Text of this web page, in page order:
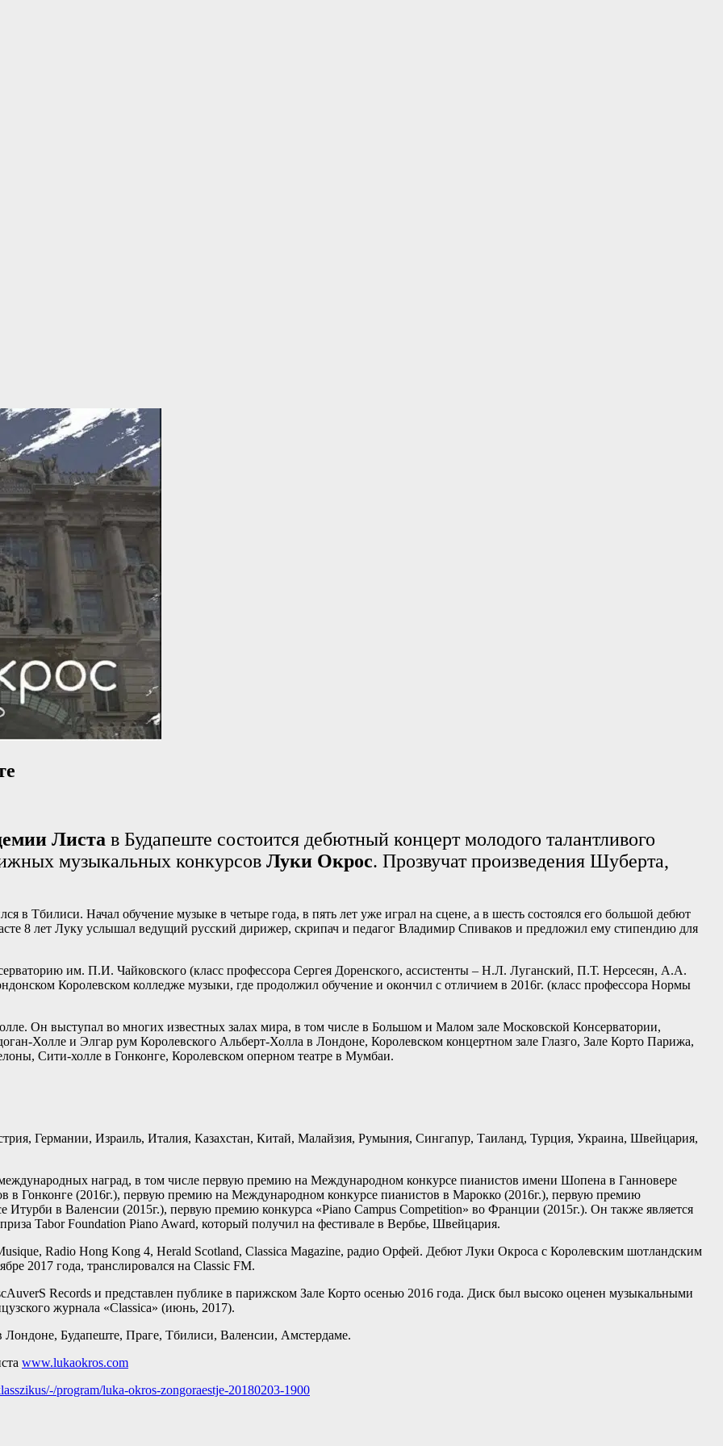
Листа в Будапеште состоится дебютный концерт молодого талантливого
музыкальных конкурсов Луки Окрос. Прозвучат произведения Шуберта,
в Тбилиси. Начал обучение музыке в четыре года, в пять лет уже играл на сцене, а в шесть состоялся его большой дебют
8 лет Луку услышал ведущий русский дирижер, скрипач и педагог Владимир Спиваков и предложил ему стипендию для
им. П.И. Чайковского (класс профессора Сергея Доренского, ассистенты – Н.Л. Луганский, П.Т. Нерсесян, А.А.
Королевском колледже музыки, где продолжил обучение и окончил с отличием в 2016г. (класс профессора Нормы
Он выступал во многих известных залах мира, в том числе в Большом и Малом зале Московской Консерватории,
Холле и Элгар рум Королевского Альберт-Холла в Лондоне, Королевском концертном зале Глазго, Зале Корто Парижа,
Сити-холле в Гонконге, Королевском оперном театре в Мумбаи.
Германии, Израиль, Италия, Казахстан, Китай, Малайзия, Румыния, Сингапур, Таиланд, Турция, Украина, Швейцария,
наград, в том числе первую премию на Международном конкурсе пианистов имени Шопена в Ганновере
в Гонконге (2016г.), первую премию на Международном конкурсе пианистов в Марокко (2016г.), первую премию
в Валенсии (2015г.), первую премию конкурса «Piano Campus Competition» во Франции (2015г.). Он также является
Tabor Foundation Piano Award, который получил на фестивале в Вербье, Швейцария.
Radio Hong Kong 4, Herald Scotland, Classica Magazine, радио Орфей. Дебют Луки Окроса с Королевским шотландским
2017 года, транслировался на Classic FM.
Records и представлен публике в парижском Зале Корто осенью 2016 года. Диск был высоко оценен музыкальными
журнала «Classica» (июнь, 2017).
Будапеште, Праге, Тбилиси, Валенсии, Амстердаме.
www.lukaokros.com
program/luka-okros-zongoraestje-20180203-1900